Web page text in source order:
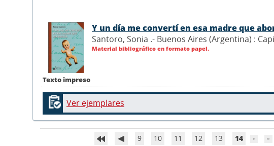
Texto impreso
Y un día me convertí en esa madre que
Santoro, Sonia .- Buenos Aires (Argentina) :
Material bibliográfico en formato papel.
Ver ejemplares
9 10 11 12 13 14